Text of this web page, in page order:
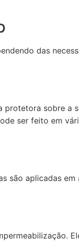
das
protetora sobre a
ser feito em
são aplicadas